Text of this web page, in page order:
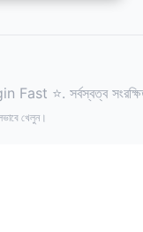
⭐. সর্বস্বত্ব
খেলুন।